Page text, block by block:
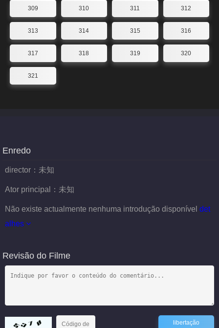
309 310 311 312
313 314 315 316
317 318 319 320
321
Enredo
director： 未知
Ator principal： 未知
Não existe actualmente nenhuma introdução disponível det
alhes
Revisão do Filme